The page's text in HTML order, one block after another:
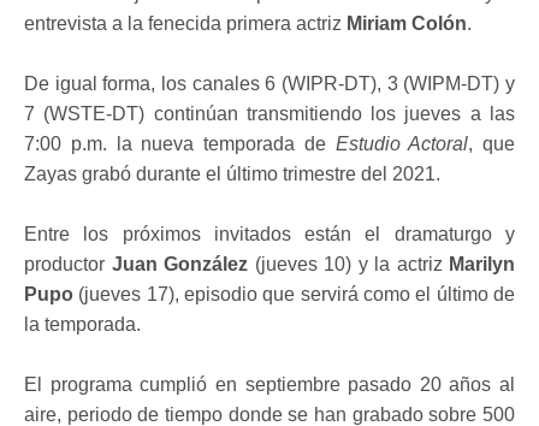
entrevista a la fenecida primera actriz Miriam Colón.
De igual forma, los canales 6 (WIPR-DT), 3 (WIPM-DT) y
7 (WSTE-DT) continúan transmitiendo los jueves a las
7:00 p.m. la nueva temporada de Estudio Actoral, que
Zayas grabó durante el último trimestre del 2021.
Entre los próximos invitados están el dramaturgo y
productor Juan González (jueves 10) y la actriz Marilyn
Pupo (jueves 17), episodio que servirá como el último de
la temporada.
El programa cumplió en septiembre pasado 20 años al
aire, periodo de tiempo donde se han grabado sobre 500